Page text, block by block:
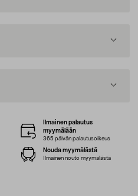
Ilmainen palautus
myymälään
365 päivän palautusoikeus
Nouda myymälästä
Ilmainen nouto myymälästä